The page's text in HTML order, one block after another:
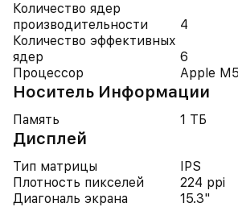
Количество ядер
производительности
4
Количество эффективных
ядер
6
Процессор
Apple M5
Носитель Информации
Память 1 ТБ
Дисплей
Тип матрицы
IPS
Плотность пикселей
224 ppi
Диагональ экрана
15.3"